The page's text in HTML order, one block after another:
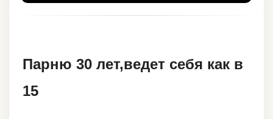
Парню 30 лет,ведет себя как в
15